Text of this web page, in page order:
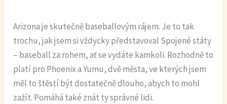
Arizona je skutečně baseballovým rájem. Je to tak
trochu, jak jsem si vždycky představoval Spojené státy
– baseball za rohem, ať se vydáte kamkoli. Rozhodně to
platí pro Phoenix a Yumu, dvě města, ve kterých jsem
měl to štěstí být dostatečně dlouho, abych to mohl
zažít. Pomáhá také znát ty správné lidi.